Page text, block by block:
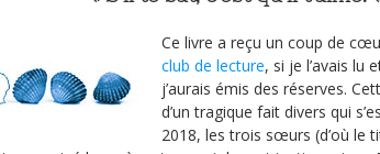
Ce livre a reçu un coup de
club de lecture, si je l’avais lu
j’aurais émis des réserves.
d’un tragique fait divers qui
2018, les trois sœurs (d’où le